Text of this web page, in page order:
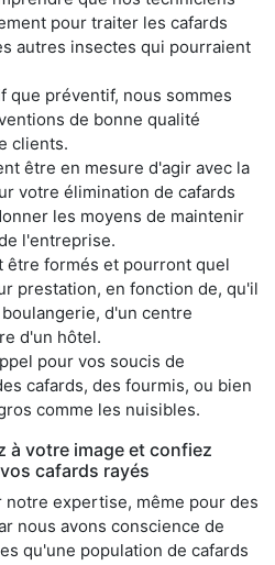
pour traiter les cafards
autres insectes qui pourraient
que préventif, nous sommes
de bonne qualité
clients.
être en mesure d'agir avec la
votre élimination de cafards
les moyens de maintenir
l'entreprise.
être formés et pourront quel
prestation, en fonction de, qu'il
d'un centre
d'un hôtel.
pour vos soucis de
cafards, des fourmis, ou bien
comme les nuisibles.
à votre image et confiez
cafards rayés
expertise, même pour des
nous avons conscience de
qu'une population de cafards